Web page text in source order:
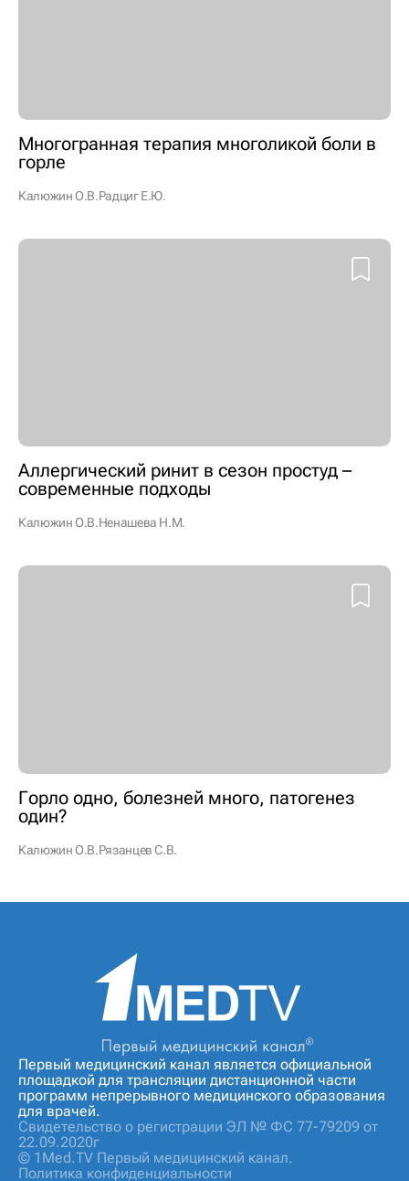
Многогранная терапия многоликой боли в
горле
Калюжин О.В.Радциг Е.Ю.
Аллергический ринит в сезон простуд –
современные подходы
Калюжин О.В.Ненашева Н.М.
Горло одно, болезней много, патогенез
один?
Калюжин О.В.Рязанцев С.В.
Первый медицинский канал является официальной
площадкой для трансляции дистанционной части
программ непрерывного медицинского образования
для врачей.
Свидетельство о регистрации ЭЛ № ФС 77-79209 от
22.09.2020г
© 1Med.TV Первый медицинский канал.
Политика конфиденциальности